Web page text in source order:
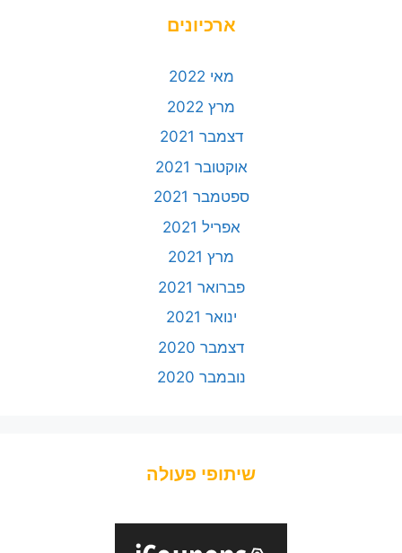
ארכיונים
מאי 2022
מרץ 2022
דצמבר 2021
אוקטובר 2021
ספטמבר 2021
אפריל 2021
מרץ 2021
פברואר 2021
ינואר 2021
דצמבר 2020
נובמבר 2020
שיתופי פעולה